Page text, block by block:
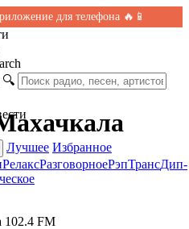
для телефона 🔥📱
🔍
Лучшее Избранное
РелаксРазговорноеРэпТрансДип-
102.4 FM